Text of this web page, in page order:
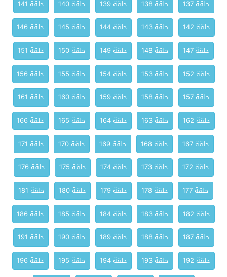
حلقة 137 حلقة 138 حلقة 139 حلقة 140
حلقة 141
حلقة 142
حلقة 143 حلقة 144 حلقة 145
حلقة 146
حلقة 147
حلقة 148 حلقة 149 حلقة 150
حلقة 151
حلقة 152
حلقة 153 حلقة 154 حلقة 155
حلقة 156
حلقة 157
حلقة 158 حلقة 159 حلقة 160
حلقة 161
حلقة 162
حلقة 163 حلقة 164 حلقة 165
حلقة 166
حلقة 167
حلقة 168 حلقة 169 حلقة 170
حلقة 171
حلقة 172
حلقة 173 حلقة 174 حلقة 175
حلقة 176
حلقة 177
حلقة 178 حلقة 179 حلقة 180
حلقة 181
حلقة 182
حلقة 183 حلقة 184 حلقة 185
حلقة 186
حلقة 187
حلقة 188 حلقة 189 حلقة 190
حلقة 191
حلقة 192
حلقة 193 حلقة 194 حلقة 195
حلقة 196